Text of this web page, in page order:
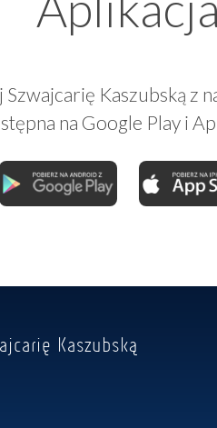
Kaszubską z
na Google Play i
Kaszubską